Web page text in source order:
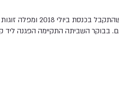
בעקבות חוק
השביתה התקיימה הפגנה ליד